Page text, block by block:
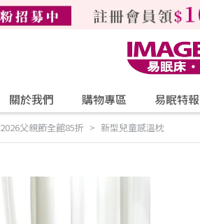
關於我們 購物專區 易眠特報
2026父親節全館85折 新型兒童感溫枕